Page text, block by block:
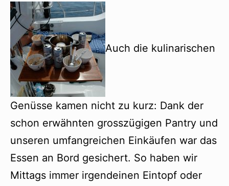
Auch die kulinarischen
Genüsse kamen nicht zu kurz: Dank der
schon erwähnten grosszügigen Pantry und
unseren umfangreichen Einkäufen war das
Essen an Bord gesichert. So haben wir
Mittags immer irgendeinen Eintopf oder